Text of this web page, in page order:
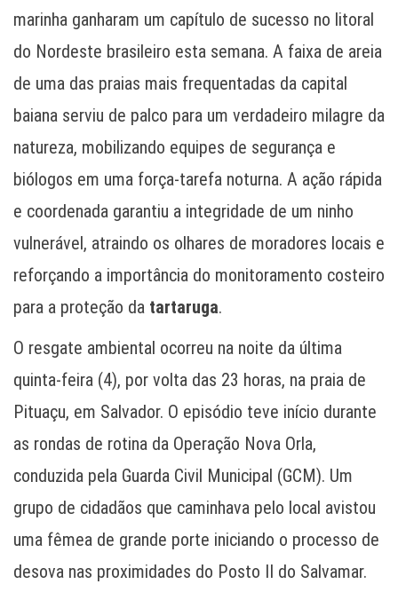
marinha ganharam um capítulo de sucesso no litoral
do Nordeste brasileiro esta semana. A faixa de areia
de uma das praias mais frequentadas da capital
baiana serviu de palco para um verdadeiro milagre da
natureza, mobilizando equipes de segurança e
biólogos em uma força-tarefa noturna. A ação rápida
e coordenada garantiu a integridade de um ninho
vulnerável, atraindo os olhares de moradores locais e
reforçando a importância do monitoramento costeiro
para a proteção da tartaruga.
O resgate ambiental ocorreu na noite da última
quinta-feira (4), por volta das 23 horas, na praia de
Pituaçu, em Salvador. O episódio teve início durante
as rondas de rotina da Operação Nova Orla,
conduzida pela Guarda Civil Municipal (GCM). Um
grupo de cidadãos que caminhava pelo local avistou
uma fêmea de grande porte iniciando o processo de
desova nas proximidades do Posto II do Salvamar.